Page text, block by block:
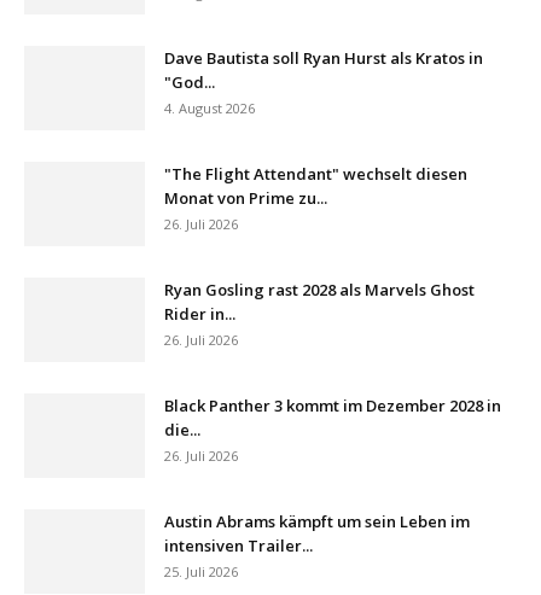
Dave Bautista soll Ryan Hurst als Kratos in
"God...
4. August 2026
"The Flight Attendant" wechselt diesen
Monat von Prime zu...
26. Juli 2026
Ryan Gosling rast 2028 als Marvels Ghost
Rider in...
26. Juli 2026
Black Panther 3 kommt im Dezember 2028 in
die...
26. Juli 2026
Austin Abrams kämpft um sein Leben im
intensiven Trailer...
25. Juli 2026